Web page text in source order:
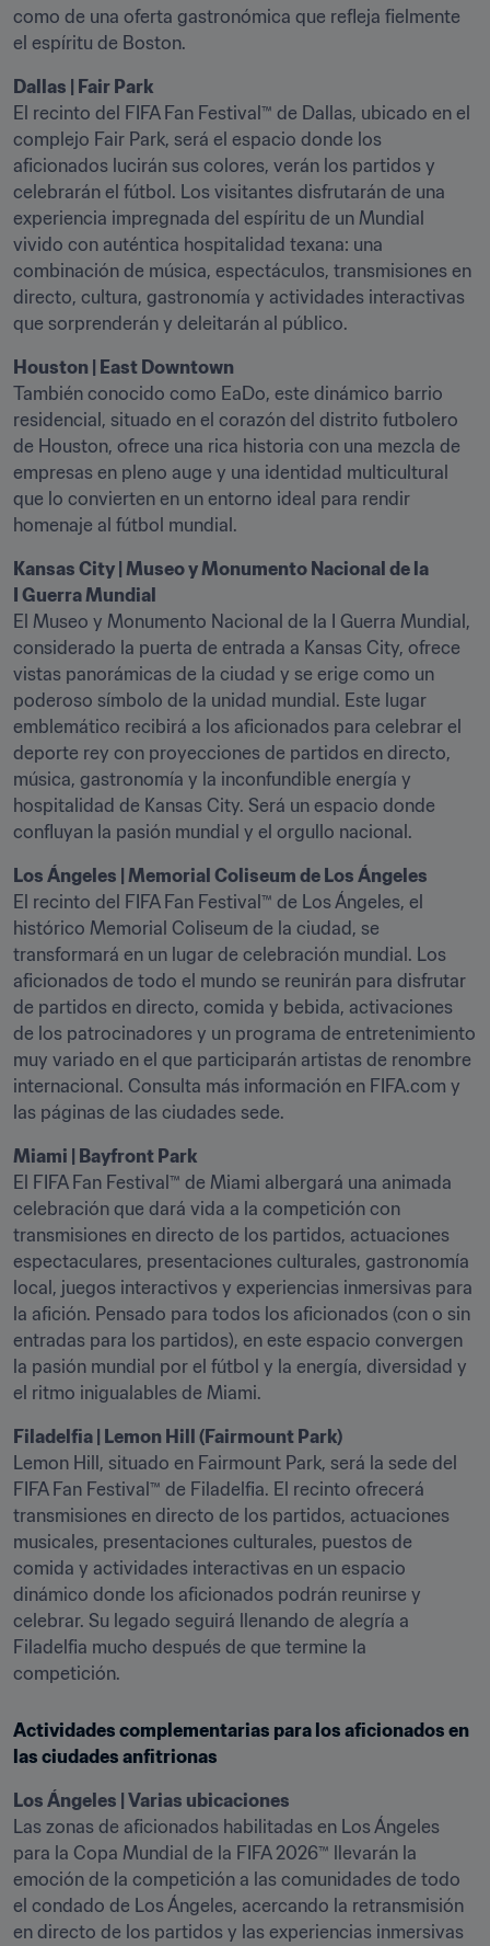
como de una oferta gastronómica que refleja fielmente
el espíritu de Boston.
El recinto del FIFA Fan Festival™ de Dallas, ubicado en el
complejo Fair Park, será el espacio donde los
aficionados lucirán sus colores, verán los partidos y
celebrarán el fútbol. Los visitantes disfrutarán de una
experiencia impregnada del espíritu de un Mundial
vivido con auténtica hospitalidad texana: una
combinación de música, espectáculos, transmisiones en
directo, cultura, gastronomía y actividades interactivas
que sorprenderán y deleitarán al público.
También conocido como EaDo, este dinámico barrio
residencial, situado en el corazón del distrito futbolero
de Houston, ofrece una rica historia con una mezcla de
empresas en pleno auge y una identidad multicultural
que lo convierten en un entorno ideal para rendir
homenaje al fútbol mundial.
Kansas City | Museo y Monumento Nacional de la
El Museo y Monumento Nacional de la I Guerra Mundial,
considerado la puerta de entrada a Kansas City, ofrece
vistas panorámicas de la ciudad y se erige como un
poderoso símbolo de la unidad mundial. Este lugar
emblemático recibirá a los aficionados para celebrar el
deporte rey con proyecciones de partidos en directo,
música, gastronomía y la inconfundible energía y
hospitalidad de Kansas City. Será un espacio donde
confluyan la pasión mundial y el orgullo nacional.
Los Ángeles | Memorial Coliseum de Los Ángeles
El recinto del FIFA Fan Festival™ de Los Ángeles, el
histórico Memorial Coliseum de la ciudad, se
transformará en un lugar de celebración mundial. Los
aficionados de todo el mundo se reunirán para disfrutar
de partidos en directo, comida y bebida, activaciones
de los patrocinadores y un programa de entretenimiento
muy variado en el que participarán artistas de renombre
internacional. Consulta más información en FIFA.com y
las páginas de las ciudades sede.
El FIFA Fan Festival™ de Miami albergará una animada
celebración que dará vida a la competición con
transmisiones en directo de los partidos, actuaciones
espectaculares, presentaciones culturales, gastronomía
local, juegos interactivos y experiencias inmersivas para
la afición. Pensado para todos los aficionados (con o sin
entradas para los partidos), en este espacio convergen
la pasión mundial por el fútbol y la energía, diversidad y
el ritmo inigualables de Miami.
Lemon Hill, situado en Fairmount Park, será la sede del
FIFA Fan Festival™ de Filadelfia. El recinto ofrecerá
transmisiones en directo de los partidos, actuaciones
musicales, presentaciones culturales, puestos de
comida y actividades interactivas en un espacio
dinámico donde los aficionados podrán reunirse y
celebrar. Su legado seguirá llenando de alegría a
Filadelfia mucho después de que termine la
competición.
Actividades complementarias para los aficionados en
las ciudades anfitrionas
Los Ángeles | Varias ubicaciones
Las zonas de aficionados habilitadas en Los Ángeles
para la Copa Mundial de la FIFA 2026™ llevarán la
emoción de la competición a las comunidades de todo
el condado de Los Ángeles, acercando la retransmisión
en directo de los partidos y las experiencias inmersivas